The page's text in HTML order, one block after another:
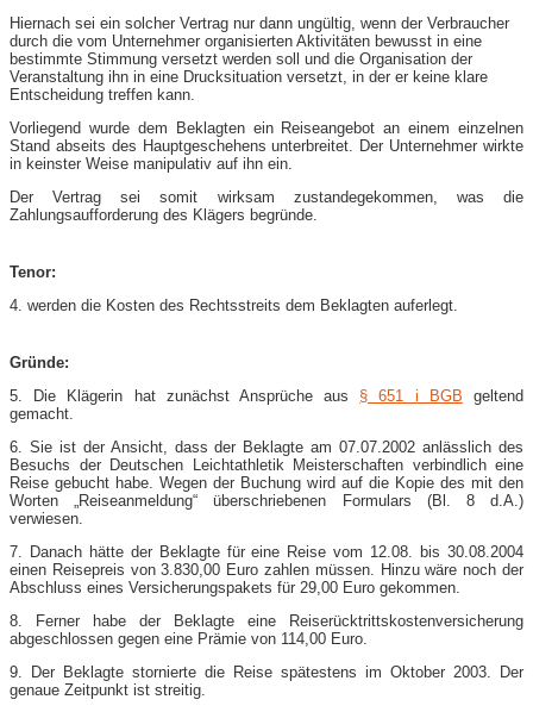
Hiernach sei ein solcher Vertrag nur dann ungültig, wenn der Verbraucher
durch die vom Unternehmer organisierten Aktivitäten bewusst in eine
bestimmte Stimmung versetzt werden soll und die Organisation der
Veranstaltung ihn in eine Drucksituation versetzt, in der er keine klare
Entscheidung treffen kann.
Vorliegend wurde dem Beklagten ein Reiseangebot an einem einzelnen
Stand abseits des Hauptgeschehens unterbreitet. Der Unternehmer wirkte
in keinster Weise manipulativ auf ihn ein.
Der Vertrag sei somit wirksam zustandegekommen, was die
Zahlungsaufforderung des Klägers begründe.
Tenor:
4. werden die Kosten des Rechtsstreits dem Beklagten auferlegt.
Gründe:
5. Die Klägerin hat zunächst Ansprüche aus § 651 i BGB geltend
gemacht.
6. Sie ist der Ansicht, dass der Beklagte am 07.07.2002 anlässlich des
Besuchs der Deutschen Leichtathletik Meisterschaften verbindlich eine
Reise gebucht habe. Wegen der Buchung wird auf die Kopie des mit den
Worten „Reiseanmeldung“ überschriebenen Formulars (Bl. 8 d.A.)
verwiesen.
7. Danach hätte der Beklagte für eine Reise vom 12.08. bis 30.08.2004
einen Reisepreis von 3.830,00 Euro zahlen müssen. Hinzu wäre noch der
Abschluss eines Versicherungspakets für 29,00 Euro gekommen.
8. Ferner habe der Beklagte eine Reiserücktrittskostenversicherung
abgeschlossen gegen eine Prämie von 114,00 Euro.
9. Der Beklagte stornierte die Reise spätestens im Oktober 2003. Der
genaue Zeitpunkt ist streitig.